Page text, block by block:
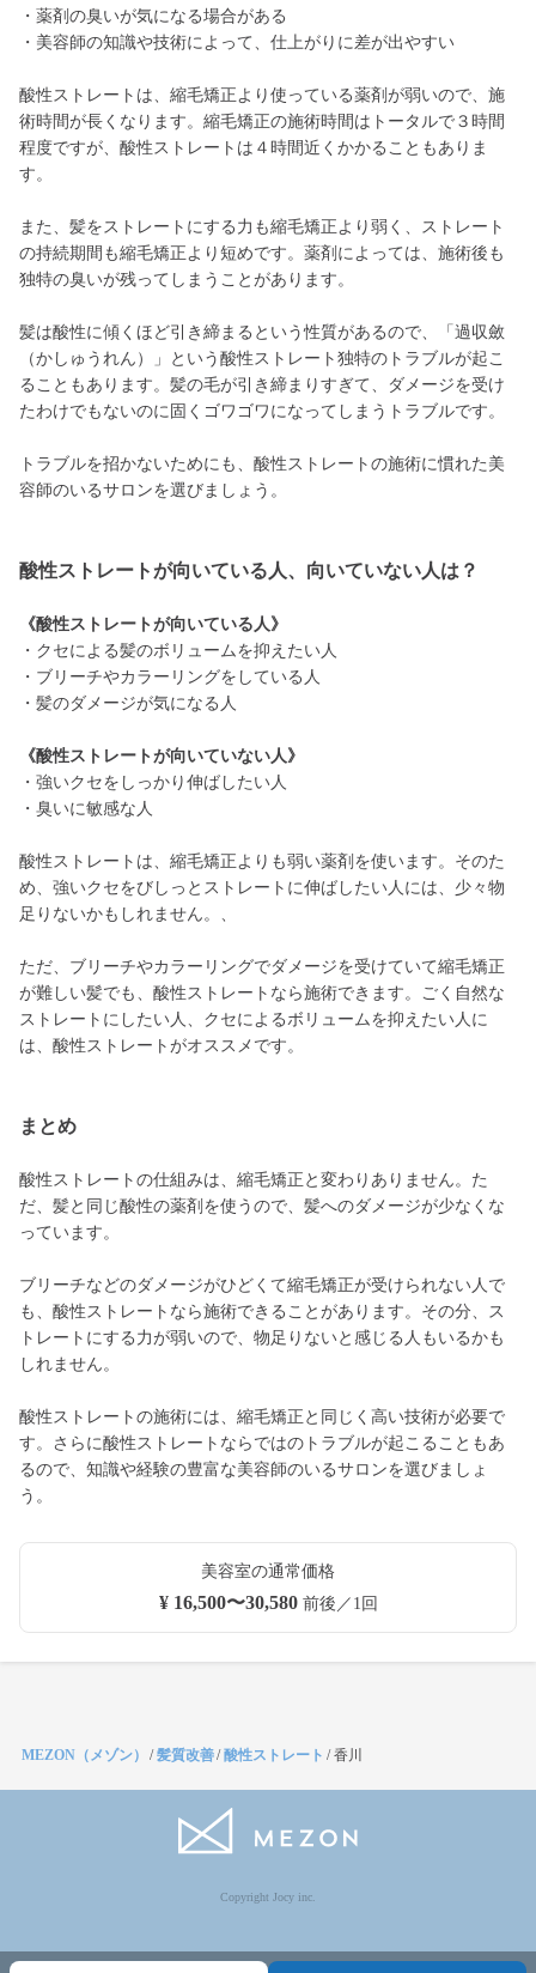
・薬剤の臭いが気になる場合がある
・美容師の知識や技術によって、仕上がりに差が出やすい
酸性ストレートは、縮毛矯正より使っている薬剤が弱いので、施
術時間が長くなります。縮毛矯正の施術時間はトータルで３時間
程度ですが、酸性ストレートは４時間近くかかることもありま
す。
また、髪をストレートにする力も縮毛矯正より弱く、ストレート
の持続期間も縮毛矯正より短めです。薬剤によっては、施術後も
独特の臭いが残ってしまうことがあります。
髪は酸性に傾くほど引き締まるという性質があるので、「過収斂
（かしゅうれん）」という酸性ストレート独特のトラブルが起こ
ることもあります。髪の毛が引き締まりすぎて、ダメージを受け
たわけでもないのに固くゴワゴワになってしまうトラブルです。
トラブルを招かないためにも、酸性ストレートの施術に慣れた美
容師のいるサロンを選びましょう。
酸性ストレートが向いている人、向いていない人は？
《酸性ストレートが向いている人》
・クセによる髪のボリュームを抑えたい人
・ブリーチやカラーリングをしている人
・髪のダメージが気になる人
《酸性ストレートが向いていない人》
・強いクセをしっかり伸ばしたい人
・臭いに敏感な人
酸性ストレートは、縮毛矯正よりも弱い薬剤を使います。そのた
め、強いクセをびしっとストレートに伸ばしたい人には、少々物
足りないかもしれません。、
ただ、ブリーチやカラーリングでダメージを受けていて縮毛矯正
が難しい髪でも、酸性ストレートなら施術できます。ごく自然な
ストレートにしたい人、クセによるボリュームを抑えたい人に
は、酸性ストレートがオススメです。
まとめ
酸性ストレートの仕組みは、縮毛矯正と変わりありません。た
だ、髪と同じ酸性の薬剤を使うので、髪へのダメージが少なくな
っています。
ブリーチなどのダメージがひどくて縮毛矯正が受けられない人で
も、酸性ストレートなら施術できることがあります。その分、ス
トレートにする力が弱いので、物足りないと感じる人もいるかも
しれません。
酸性ストレートの施術には、縮毛矯正と同じく高い技術が必要で
す。さらに酸性ストレートならではのトラブルが起こることもあ
るので、知識や経験の豊富な美容師のいるサロンを選びましょ
う。
美容室の通常価格
¥ 16,500〜30,580前後／1回
MEZON（メゾン） /髪質改善/酸性ストレート /香川
Copyright Jocy inc.